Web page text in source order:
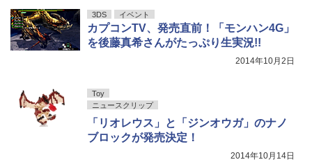
3DS イベント
カプコンTV、発売直前！「モンハン4G」
を後藤真希さんがたっぷり生実況!!
2014年10月2日
Toy
ニュースクリップ
「リオレウス」と「ジンオウガ」のナノ
ブロックが発売決定！
2014年10月14日